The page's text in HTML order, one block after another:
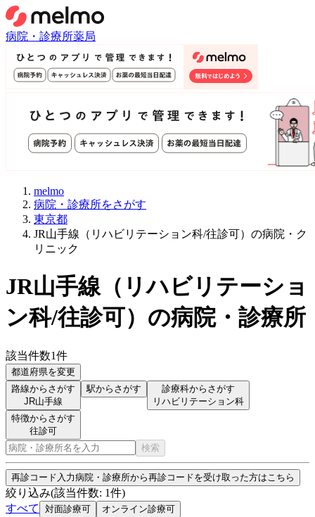
病院・診療所薬局
melmo
病院・診療所をさがす
東京都
JR山手線（リハビリテーション科/往診可）の病院・ク
リニック
JR山手線（ リハビリテーショ
ン科/往診可） の病院・診療所
該当件数1件
都道府県を変更
路線からさがす
JR山手線
駅からさがす
診療科からさがす
リハビリテーション科
特徴からさがす
往診可
検索
再診コード入力病院・診療所から再診コードを受け取った方はこちら
絞り込み(該当件数: 1件)
すべて
対面診療可 オンライン診療可